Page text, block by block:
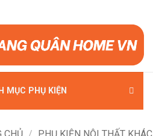
MỤC PHỤ KIỆN
CHỦ / PHỤ KIỆN NỘI THẤT KHÁC